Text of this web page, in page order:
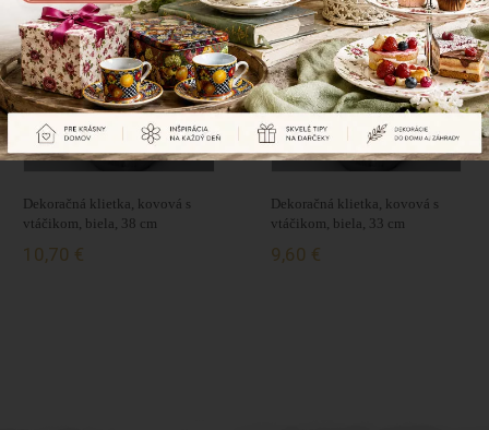
Dekoračná klietka, kovová s
vtáčikom, biela, 38 cm
10,70 €
Dekoračná klietka, kovová s
vtáčikom, biela, 33 cm
9,60 €